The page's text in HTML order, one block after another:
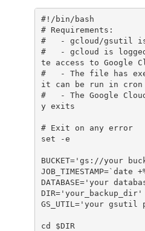
#!/bin/bash
# Requirements:
#   - gcloud/gsutil
#   - gcloud is
te access to Google
#   - The file has
it can be run in cron
#   - The Google
y exits
# Exit on any error
set
-e
BUCKET='gs://your
JOB_TIMESTAMP=` date
DATABASE='your
DIR='your_backup_dir'
GS_UTIL='your gsutil
cd $DIR